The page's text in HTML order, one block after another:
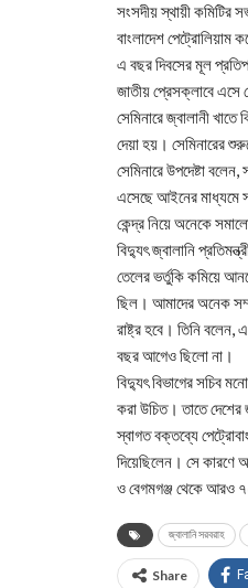
সংসদীয় স্থায়ী কমিটির
বাংলাদেশ পেট্রোলিয়াম
এ বছর দিবসের মূল
জাতীয় প্রেসক্লাবে এসে
সেমিনারে জ্বালানী
দেয়া হয়। সেমিনারের
সেমিনারে উপদেষ্টা
এসেছে আইনের মাধ্যমে
কেন্দ্র নিয়ে অনেকে
বিদ্যুৎ জ্বালানি
তেলের ভর্তুকি কমিয়ে
ছিল। আমাদের অনেক
রাষ্ট্র হবে। তিনি বলেন,
বছর আগেও ছিলো না।
বিদ্যুৎ বিভাগের সচিব
করা উচিত। তাতে দেশের
স্বাগত বক্তব্যে
দিয়েছিলেন। সে কারণে
ও বেগমগঞ্জ থেকে আরও
জ্বালানি সরবরাহ
Share